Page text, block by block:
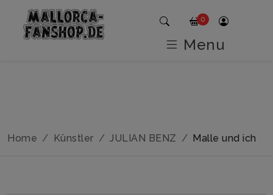
Home Künstler JULIAN BENZ Malle und ich
0
Menu